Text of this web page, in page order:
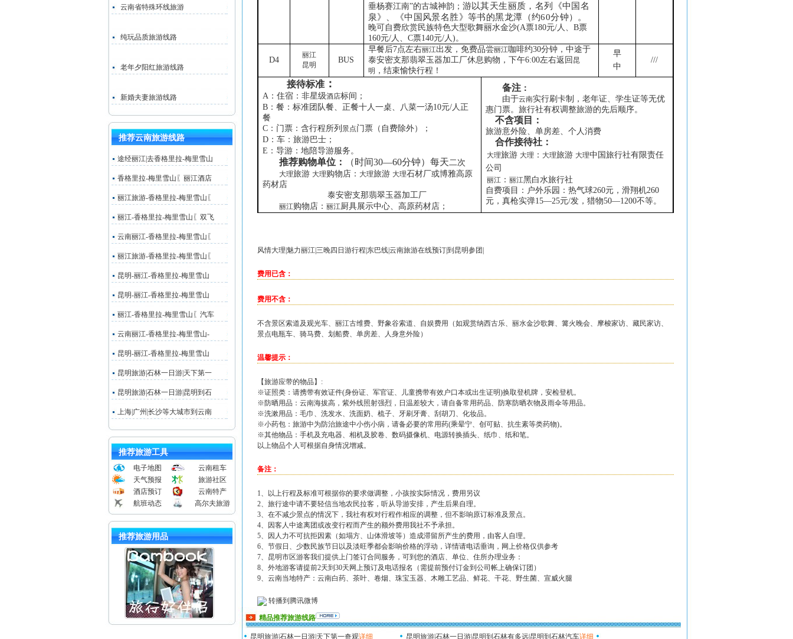
云南省特殊环线旅游
纯玩品质旅游线路
老年夕阳红旅游线路
新婚夫妻旅游线路
推荐云南旅游线路
途经丽江|去香格里拉-梅里雪山
香格里拉-梅里雪山〖丽江酒店
丽江旅游-香格里拉-梅里雪山〖
丽江-香格里拉-梅里雪山〖双飞
云南丽江-香格里拉-梅里雪山〖
丽江旅游-香格里拉-梅里雪山〖
昆明-丽江-香格里拉-梅里雪山
昆明-丽江-香格里拉-梅里雪山
丽江-香格里拉-梅里雪山〖汽车
云南丽江-香格里拉-梅里雪山-
昆明-丽江-香格里拉-梅里雪山
昆明旅游|石林一日游|天下第一
昆明旅游|石林一日游|昆明到石
上海|广州|长沙等大城市到云南
推荐旅游工具
电子地图
云南租车
天气预报
旅游社区
酒店预订
云南特产
航班动态
高尔夫旅游
推荐旅游用品
垂杨赛江南”的古城神韵； 游以其天生丽质，名列《中国名
泉》、《中国风景名胜》等书的黑龙潭 （约60分钟）。
晚可自费欣赏民族特色大型歌舞丽水金沙(A票180元/人、 B票
160元/人、 C票140元/人)。
D4
丽江
昆明
BUS
早餐后7点左右丽江出发，免费品尝丽江咖啡约30分钟， 中途于
泰安密支那翡翠玉器加工厂休息购物，下午6:00左右返回 昆
明 ，结束愉快行程！
早
中
///
接待标准：
A ：住宿：非星级酒店标间；
B：餐：标准团队餐、正餐十人一桌、八菜一汤10元/人正
餐
C：门票：含行程所列 景点门票（自费除外）；
D：车：旅游巴士；
E ：导游：地陪导游服务。
推荐购物单位： （时间30—60分钟）每天 二次
大理旅游 大理购物店： 大理旅游 大理石材厂或博雅高原
药材店
泰安密支那翡翠玉器加工厂
丽江购物店： 丽江厨具展示中心、高原药材店；
备注：
由于云南实行刷卡制，老年证、学生证等无优
惠门票。旅行社有权调整旅游的先后顺序。
不含项目：
旅游意外险、单房差、个人消费
合作接待社：
大理旅游 大理 ： 大理旅游 大理中国旅行社有限责任
公司
丽江 ：丽江黑白水旅行社
自费项目：户外乐园：热气球260元，滑翔机260
元，真枪实弹15—25元/发，猎物50—1200不等。
风情大理 |魅力丽江|三晚四日游行程|东巴线|云南旅游在线预订|到昆明参团|
费用已含：
费用不含：
不含景区索道及观光车、丽江古维费、野象谷索道、自娱费用（如观赏纳西古乐、丽水金沙歌舞、篝火晚会、摩梭家访、藏民家访、
景点电瓶车、骑马费、划船费、单房差、人身意外险）
温馨提示：
【旅游应带的物品】:
※证照类：请携带有效证件(身份证、军官证、儿童携带有效户口本或出生证明)换取登机牌，安检登机。
※防晒用品：云南海拔高，紫外线照射强烈，日温差较大，请自备常用药品、防寒防晒衣物及雨伞等用品。
※洗漱用品：毛巾、洗发水、洗面奶、梳子、牙刷牙膏、刮胡刀、化妆品。
※小药包：旅游中为防治旅途中小伤小病，请备必要的常用药(乘晕宁、创可贴、抗生素等类药物)。
※其他物品：手机及充电器、相机及胶卷、数码摄像机、电源转换插头、纸巾、纸和笔。
以上物品个人可根据自身情况增减。
备注：
1、以上行程及标准可根据你的要求做调整，小孩按实际情况，费用另议
2、旅行途中请不要轻信当地农民拉客，听从导游安排，产生后果自理。
3、在不减少景点的情况下，我社有权对行程作相应的调整，但不影响原订标准及景点。
4、因客人中途离团或改变行程而产生的额外费用我社不予承担。
5、因人力不可抗拒因素（如塌方、山体滑坡等）造成滞留所产生的费用，由客人自理。
6、节假日、少数民族节日以及淡旺季都会影响价格的浮动，详情请电话垂询，网上价格仅供参考
7、昆明市区游客我们提供上门签订合同服务，可到您的酒店、单位、住所办理业务：
8、外地游客请提前2天到30天网上预订及电话报名（需提前预付订金到公司帐上确保订团）
9、云南当地特产：云南白药、茶叶、卷烟、珠宝玉器、木雕工艺品、鲜花、干花、野生菌、宣威火腿
转播到腾讯微博
精品推荐旅游线路
详细
昆明旅游|石林一日游|天下第一奇观 详细
昆明旅游|石林一日游|昆明到石林有多远|昆明到石林汽车